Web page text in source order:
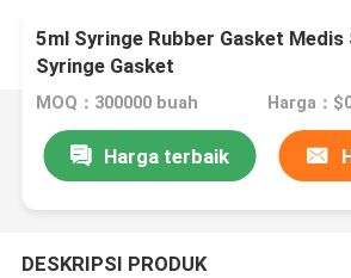
5ml Syringe Rubber Gasket
Syringe Gasket
MOQ：300000 buah
Harga terbaik
DESKRIPSI PRODUK